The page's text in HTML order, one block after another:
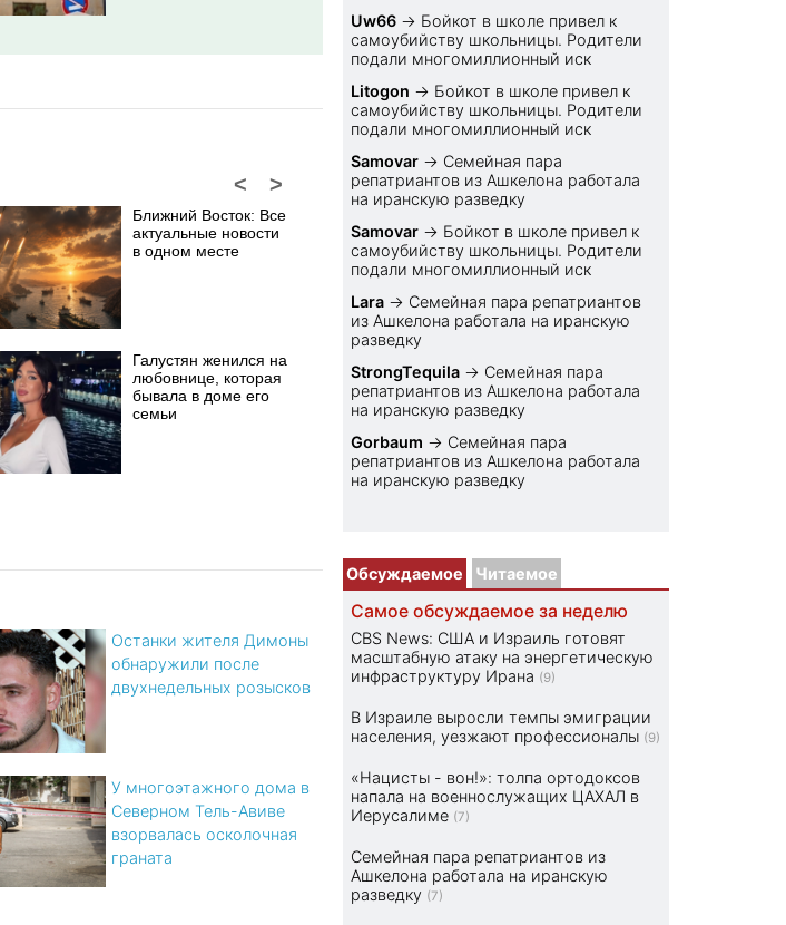
>
<
Ближний Восток: Все
актуальные новости
в одном месте
Галустян женился на
любовнице, которая
бывала в доме его
семьи
Останки жителя Димоны
обнаружили после
двухнедельных розысков
У многоэтажного дома в
Северном Тель-Авиве
взорвалась осколочная
граната
Uw66 → Бойкот в школе привел к
самоубийству школьницы. Родители
подали многомиллионный иск
Litogon → Бойкот в школе привел к
самоубийству школьницы. Родители
подали многомиллионный иск
Samovar → Семейная пара
репатриантов из Ашкелона работала
на иранскую разведку
Samovar → Бойкот в школе привел к
самоубийству школьницы. Родители
подали многомиллионный иск
Lara → Семейная пара репатриантов
из Ашкелона работала на иранскую
разведку
StrongTequila → Семейная пара
репатриантов из Ашкелона работала
на иранскую разведку
Gorbaum → Семейная пара
репатриантов из Ашкелона работала
на иранскую разведку
Обсуждаемое Читаемое
Самое обсуждаемое за неделю
CBS News: США и Израиль готовят
масштабную атаку на энергетическую
инфраструктуру Ирана (9)
В Израиле выросли темпы эмиграции
населения, уезжают профессионалы (9)
«Нацисты - вон!»: толпа ортодоксов
напала на военнослужащих ЦАХАЛ в
Иерусалиме (7)
Семейная пара репатриантов из
Ашкелона работала на иранскую
разведку (7)